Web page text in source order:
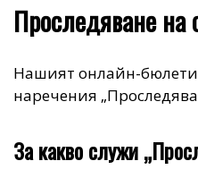
Проследяване
Нашият онлайн-
наречения
За какво служи